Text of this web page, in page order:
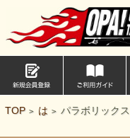
TOP > は > パラボリックス